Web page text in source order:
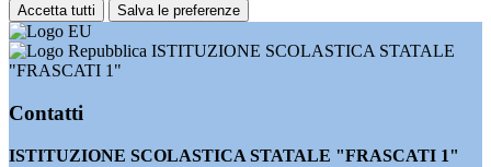
Accetta tutti Salva le preferenze
ISTITUZIONE SCOLASTICA STATALE
"FRASCATI 1"
Contatti
ISTITUZIONE SCOLASTICA STATALE "FRASCATI 1"